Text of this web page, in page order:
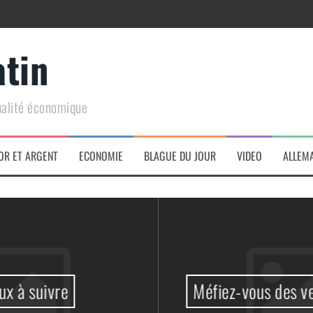
de conquête géopolitique massive
économique
ET ARGENT ECONOMIE BLAGUE DU JOUR VIDEO
Méfiez-vous des vendeurs de Coq